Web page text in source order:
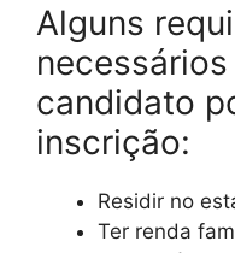
Alguns
candidato
inscrição:
Residir no
Ter renda